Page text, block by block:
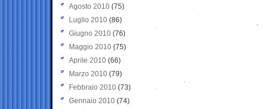
Agosto 2010 (75)
Luglio 2010 (86)
Giugno 2010 (76)
Maggio 2010 (75)
Aprile 2010 (66)
Marzo 2010 (79)
Febbraio 2010 (73)
Gennaio 2010 (74)